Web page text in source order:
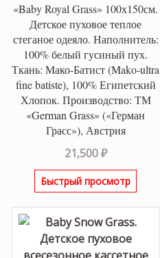
«Baby Royal Grass» 100х150см.
Детское пуховое теплое
стеганое одеяло. Наполнитель:
100% белый гусиный пух.
Ткань: Мако-Батист (Mako-ultra
fine batiste), 100% Египетский
Хлопок. Производство: ТМ
«German Grass» («Герман
Грасс»), Австрия
21,500₽
Быстрый просмотр